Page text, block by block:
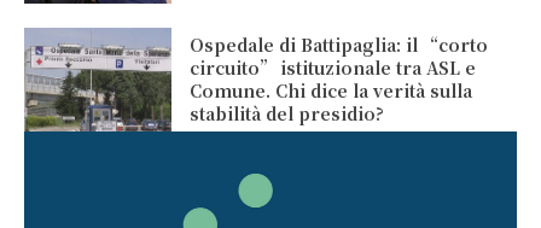
Ospedale di Battipaglia: il “corto
circuito” istituzionale tra ASL e
Comune. Chi dice la verità sulla
stabilità del presidio?